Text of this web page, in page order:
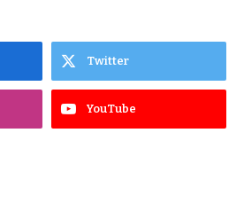
Twitter
YouTube